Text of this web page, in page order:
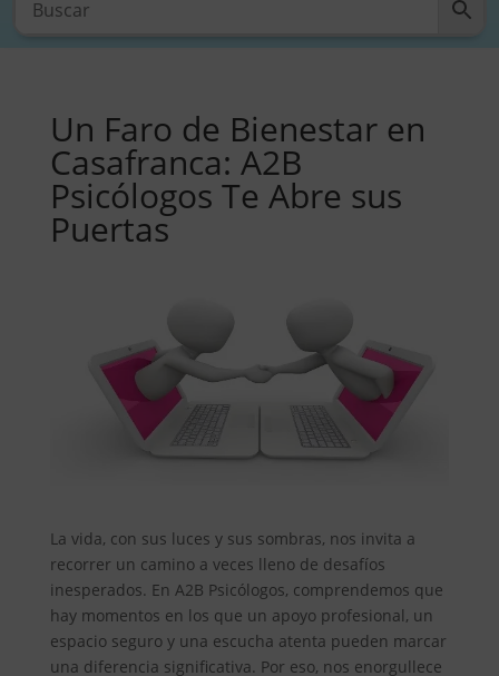
Un Faro de Bienestar en
Casafranca: A2B
Psicólogos Te Abre sus
Puertas
La vida, con sus luces y sus sombras, nos invita a
recorrer un camino a veces lleno de desafíos
inesperados. En A2B Psicólogos, comprendemos que
hay momentos en los que un apoyo profesional, un
espacio seguro y una escucha atenta pueden marcar
una diferencia significativa. Por eso, nos enorgullece